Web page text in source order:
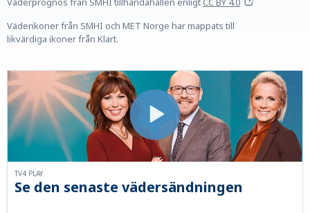
Väderikoner från SMHI och MET Norge har mappats till
likvärdiga ikoner från Klart.
Se den senaste vädersändningen
TV4 PLAY